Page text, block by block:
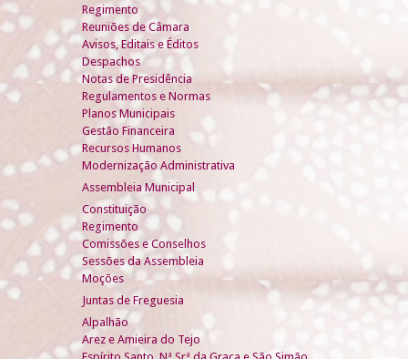
Regimento
Reuniões de Câmara
Avisos, Editais e Éditos
Despachos
Notas de Presidência
Regulamentos e Normas
Planos Municipais
Gestão Financeira
Recursos Humanos
Modernização Administrativa
Assembleia Municipal
Constituição
Regimento
Comissões e Conselhos
Sessões da Assembleia
Moções
Juntas de Freguesia
Alpalhão
Arez e Amieira do Tejo